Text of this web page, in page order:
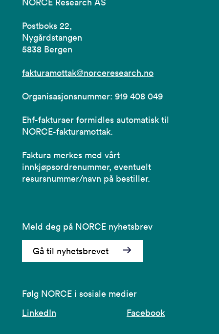
NORCE Research AS
Postboks 22,
Nygårdstangen
5838 Bergen
fakturamottak@norceresearch.no
Organisasjonsnummer: 919 408 049
Ehf-fakturaer formidles automatisk til
NORCE-fakturamottak.
Faktura merkes med vårt
innkjøpsordrenummer, eventuelt
resursnummer/navn på bestiller.
Meld deg på NORCE nyhetsbrev
Gå til nyhetsbrevet
Følg NORCE i sosiale medier
LinkedIn
Facebook